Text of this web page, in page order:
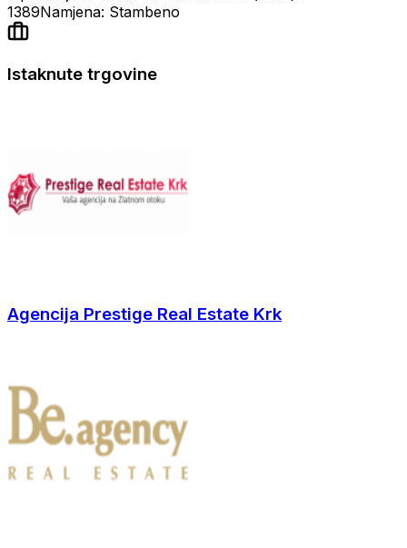
1389Namjena: Stambeno
Istaknute trgovine
Agencija Prestige Real Estate Krk